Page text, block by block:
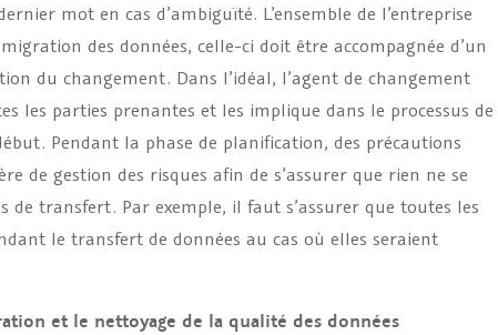
mot en cas d’ambiguïté. L’ensemble de l’entreprise
des données, celle-ci doit être accompagnée d’un
du changement. Dans l’idéal, l’agent de changement
les parties prenantes et les implique dans le processus de
Pendant la phase de planification, des précautions
de gestion des risques afin de s’assurer que rien ne se
de transfert. Par exemple, il faut s’assurer que toutes les
le transfert de données au cas où elles seraient
et le nettoyage de la qualité des données